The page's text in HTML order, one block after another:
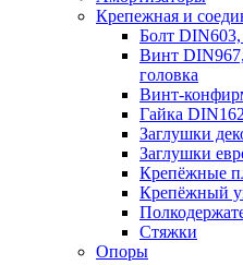
Крепежная и
Болт DIN603,
Винт
головка
Винт-
Гайка
Заглушки
Заглушки
Крепёжные
Крепёжный
Стяжки
Опоры